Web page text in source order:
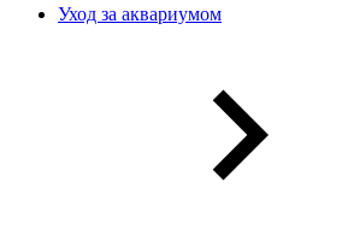
Уход за аквариумом